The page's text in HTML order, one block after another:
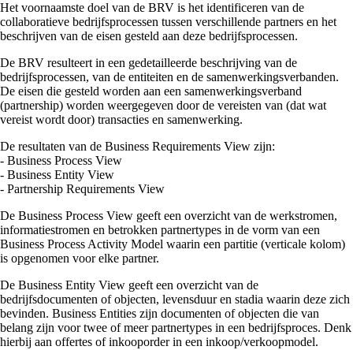
Het voornaamste doel van de BRV is het identificeren van de
collaboratieve bedrijfsprocessen tussen verschillende partners en het
beschrijven van de eisen gesteld aan deze bedrijfsprocessen.
De BRV resulteert in een gedetailleerde beschrijving van de
bedrijfsprocessen, van de entiteiten en de samenwerkingsverbanden.
De eisen die gesteld worden aan een samenwerkingsverband
(partnership) worden weergegeven door de vereisten van (dat wat
vereist wordt door) transacties en samenwerking.
De resultaten van de Business Requirements View zijn:
- Business Process View
- Business Entity View
- Partnership Requirements View
De Business Process View geeft een overzicht van de werkstromen,
informatiestromen en betrokken partnertypes in de vorm van een
Business Process Activity Model waarin een partitie (verticale kolom)
is opgenomen voor elke partner.
De Business Entity View geeft een overzicht van de
bedrijfsdocumenten of objecten, levensduur en stadia waarin deze zich
bevinden. Business Entities zijn documenten of objecten die van
belang zijn voor twee of meer partnertypes in een bedrijfsproces. Denk
hierbij aan offertes of inkooporder in een inkoop/verkoopmodel.